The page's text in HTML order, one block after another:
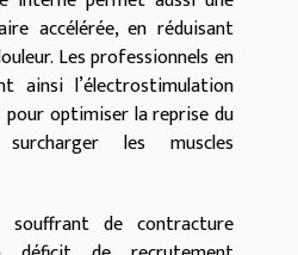
accélérée, en réduisant
Les professionnels en
ainsi l’électrostimulation
optimiser la reprise du
les muscles
souffrant de contracture